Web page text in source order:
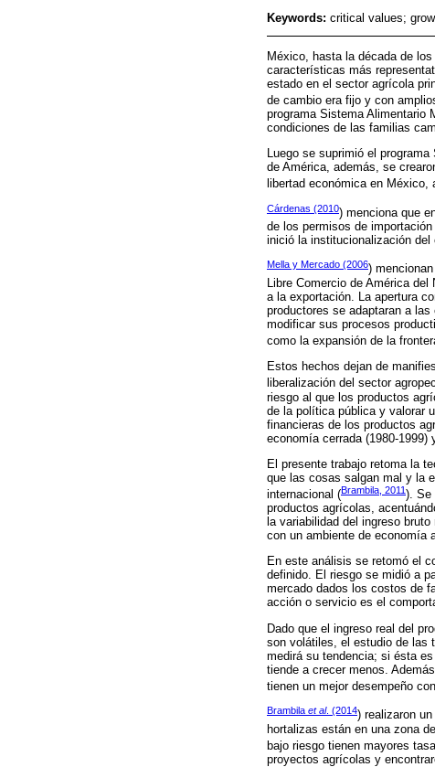
Keywords: critical values;
México, hasta la década de
características más
estado en el sector agrícola
de cambio era fijo y con
programa Sistema Alimentario
condiciones de las familias
Luego se suprimió el
de América, además, se
libertad económica en
Cárdenas (2010) menciona que
de los permisos de
inició la institucionalización
Mella y Mercado (2006)
Libre Comercio de América
a la exportación. La apertura
productores se adaptaran a
modificar sus procesos
como la expansión de la
Estos hechos dejan de
liberalización del sector
riesgo al que los productos
de la política pública y valorar
financieras de los productos
economía cerrada (1980-1999)
El presente trabajo retoma la
que las cosas salgan mal y la
internacional (Brambila, 2011). Se
productos agrícolas,
la variabilidad del ingreso
con un ambiente de economía
En este análisis se retomó el
definido. El riesgo se midió a
mercado dados los costos de
acción o servicio es el
Dado que el ingreso real del
son volátiles, el estudio de las
medirá su tendencia; si ésta
tiende a crecer menos.
tienen un mejor desempeño
Brambila et al. (2014) realizaron
hortalizas están en una zona
bajo riesgo tienen mayores
proyectos agrícolas y